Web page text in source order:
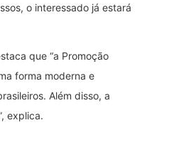
o interessado já estará
que “a Promoção
forma moderna e
Além disso, a
explica.